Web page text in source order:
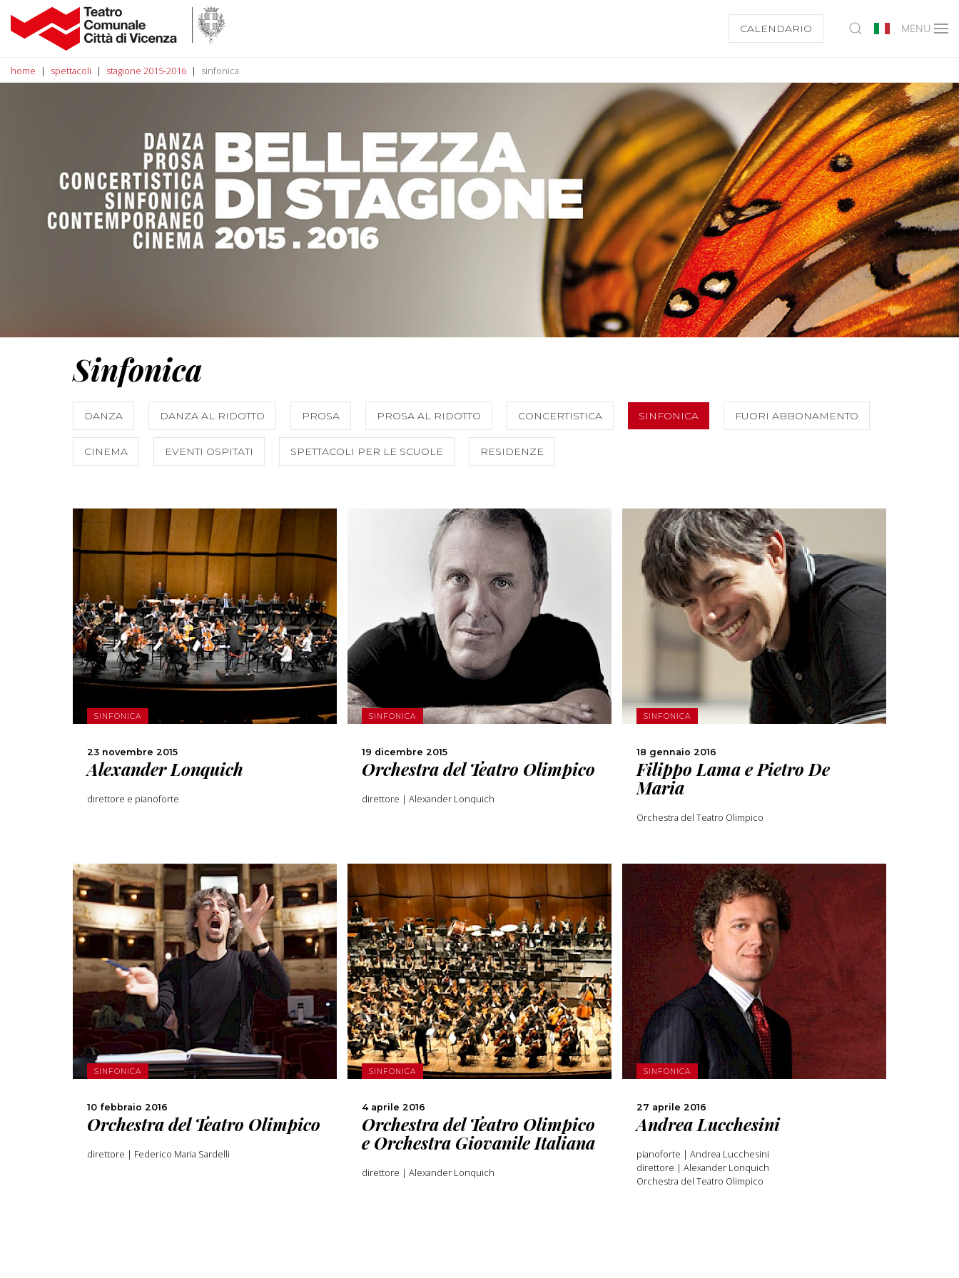
CALENDARIO MENU
home spettacoli stagione 2015-2016 sinfonica
Sinfonica
DANZA DANZA AL RIDOTTO PROSA PROSA AL RIDOTTO CONCERTISTICA SINFONICA FUORI ABBONAMENTO
CINEMA EVENTI OSPITATI SPETTACOLI PER LE SCUOLE RESIDENZE
SINFONICA
23 novembre 2015
Alexander Lonquich
direttore e pianoforte
SCOPRI DI PIÙ
CONDIVIDI
SINFONICA
19 dicembre 2015
Orchestra del Teatro Olimpico
direttore | Alexander Lonquich
SCOPRI DI PIÙ
SINFONICA
18 gennaio 2016
Filippo Lama e Pietro De
Maria
Orchestra del Teatro Olimpico
SCOPRI DI PIÙ
CONDIVIDI
SINFONICA
10 febbraio 2016
Orchestra del Teatro Olimpico
direttore | Federico Maria Sardelli
SCOPRI DI PIÙ
CONDIVIDI
SINFONICA
4 aprile 2016
Orchestra del Teatro Olimpico
e Orchestra Giovanile Italiana
direttore | Alexander Lonquich
SCOPRI DI PIÙ
CONDIVIDI
SINFONICA
27 aprile 2016
Andrea Lucchesini
pianoforte | Andrea Lucchesini
direttore | Alexander Lonquich
Orchestra del Teatro Olimpico
SCOPRI DI PIÙ
CONDIVIDI